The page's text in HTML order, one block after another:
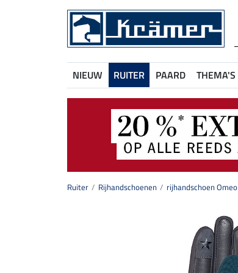
NIEUW RUITER PAARD THEMA'S
Ruiter Rijhandschoenen rijhandschoen Omeo